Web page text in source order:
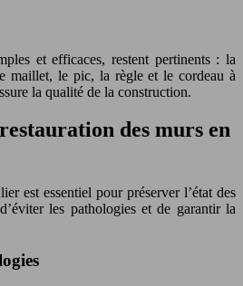
et efficaces, restent pertinents : la
maillet, le pic, la règle et le cordeau à
la qualité de la construction.
des murs en
est essentiel pour préserver l’état des
les pathologies et de garantir la